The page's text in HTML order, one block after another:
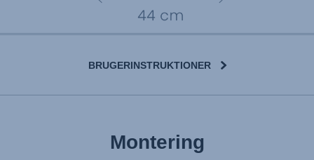
BRUGERINSTRUKTIONER
Montering